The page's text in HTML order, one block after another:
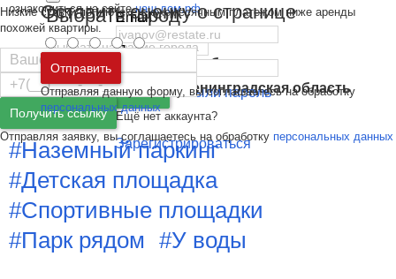
Выбрать город
Москва и
Московская область
Санкт-Петербург иЛенинградская область
Email
Пароль
Войти Забыли пароль
Ещё нет аккаунта?
Зарегистрироваться
ознакомиться на сайтенаш.дом.рф
Особенности
#Наземный паркинг
#Детская площадка
#Спортивные площадки
#Парк рядом
#У воды
Низкие ставки по ипотеке с ежемесячным платежом ниже аренды
похожей квартиры.
Получить ссылку
Отправляя заявку, вы соглашаетесь на обработку персональных данных
Оставить оценку о странице
Отправить
Отправляя данную форму, вы соглашаетесь на обработку
персональных данных